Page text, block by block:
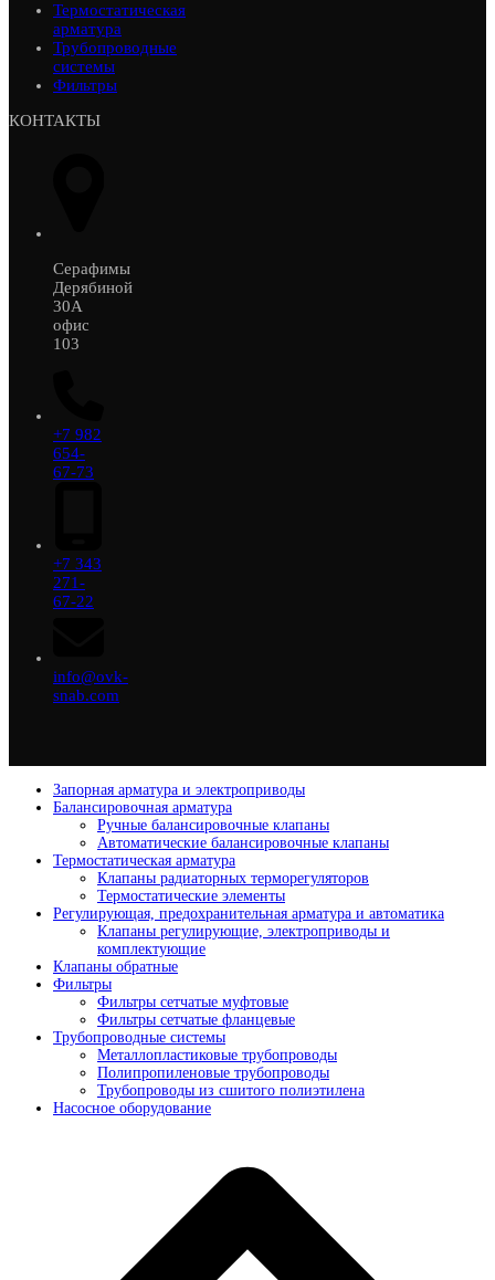
Термостатическая
арматура
Трубопроводные
системы
Фильтры
КОНТАКТЫ
Серафимы
Дерябиной
30А
офис
103
+7 982
654-
67-73
+7 343
271-
67-22
info@ovk-
snab.com
Запорная арматура и электроприводы
Балансировочная арматура
Ручные балансировочные клапаны
Автоматические балансировочные клапаны
Термостатическая арматура
Клапаны радиаторных терморегуляторов
Термостатические элементы
Регулирующая, предохранительная арматура и автоматика
Клапаны регулирующие, электроприводы и
комплектующие
Клапаны обратные
Фильтры
Фильтры сетчатые муфтовые
Фильтры сетчатые фланцевые
Трубопроводные системы
Металлопластиковые трубопроводы
Полипропиленовые трубопроводы
Трубопроводы из сшитого полиэтилена
Насосное оборудование